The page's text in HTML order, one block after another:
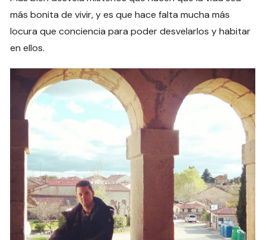
más bonita de vivir, y es que hace falta mucha más
locura que conciencia para poder desvelarlos y habitar
en ellos.